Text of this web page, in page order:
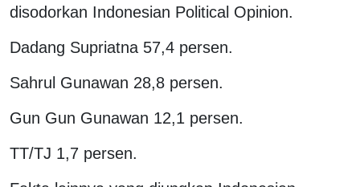
disodorkan Indonesian Political Opinion.
Dadang Supriatna 57,4 persen.
Sahrul Gunawan 28,8 persen.
Gun Gun Gunawan 12,1 persen.
TT/TJ 1,7 persen.